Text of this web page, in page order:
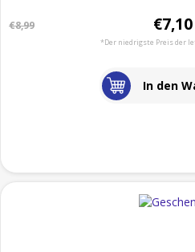
€8,99 €7,10
*Der niedrigste Preis der
In den